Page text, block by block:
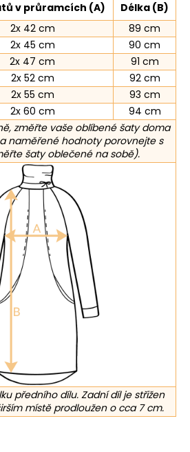
v průramcích (A)
Délka (B)
2x 42 cm
89 cm
2x 45 cm
90 cm
2x 47 cm
91 cm
2x 52 cm
92 cm
2x 55 cm
93 cm
2x 60 cm
94 cm
změřte vaše oblíbené šaty doma
naměřené hodnoty porovnejte s
šaty oblečené na sobě).
předního dílu. Zadní díl je střižen
místě prodloužen o cca 7 cm.